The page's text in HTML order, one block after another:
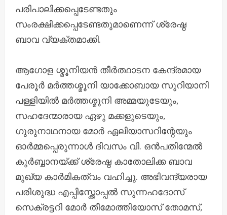
പരിപാലിക്കപ്പെടേണ്ടതും
സംരക്ഷിക്കപ്പെടേണ്ടതുമാണെന്ന് ശ്രേഷ്ഠ
ബാവ വ്യക്തമാക്കി.
ആഗോള ശ്മൂനിയൻ തീർത്ഥാടന കേന്ദ്രമായ
പേരൂർ മർത്തശ്മൂനി യാക്കോബായ സുറിയാനി
പള്ളിയിൽ മർത്തശ്മൂനി അമ്മയുടേയും,
സഹദേന്മാരായ ഏഴു മക്കളുടെയും,
ഗുരുനാഥനായ മോർ ഏലിയാസറിന്റേയും
ഓർമ്മപ്പെരുന്നാൾ ദിവസം വി. ഒൻപതിന്മേൽ
കുർബ്ബാനയ്ക്ക് ശ്രേഷ്ഠ കാതോലിക്ക ബാവ
മുഖ്യ കാർമികത്വം വഹിച്ചു. അഭിവന്ദ്യരായ
പരിശുദ്ധ എപ്പിസ്ക്കോപ്പൽ സുന്നഹദോസ്
സെക്രട്ടറി മോർ തീമോത്തിയോസ് തോമസ്,